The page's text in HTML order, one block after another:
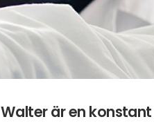
Walter är en